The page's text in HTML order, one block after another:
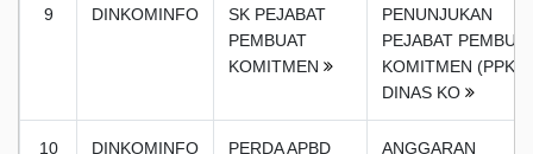
9 DINKOMINFO
SK PEJABAT
PEMBUAT
KOMITMEN
PENUNJUKAN
PEJABAT
KOMITMEN (PPK)
DINAS KO
10 DINKOMINFO
PERDA APBD
ANGGARAN